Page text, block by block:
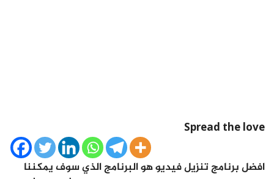
Spread the love
افضل برنامج تنزيل فيديو هو البرنامج الذي سوف يمكننا